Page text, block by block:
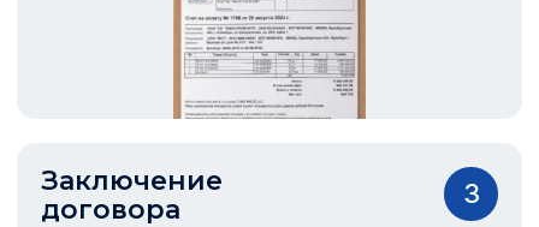
Заключение
договора
3